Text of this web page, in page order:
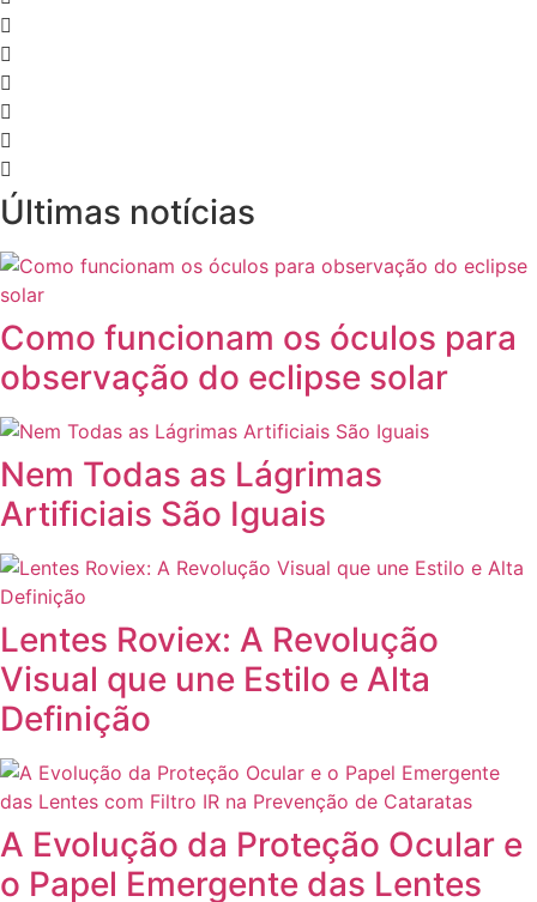
Últimas notícias
Como funcionam os óculos para
observação do eclipse solar
Nem Todas as Lágrimas
Artificiais São Iguais
Lentes Roviex: A Revolução
Visual que une Estilo e Alta
Definição
A Evolução da Proteção Ocular e
o Papel Emergente das Lentes